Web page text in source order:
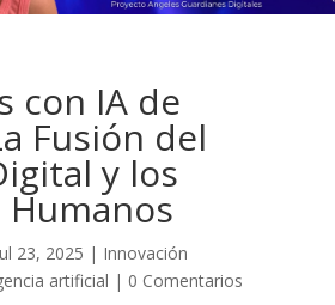
con IA de
Fusión del
y los
23, 2025 | Innovación
artificial | 0 Comentarios